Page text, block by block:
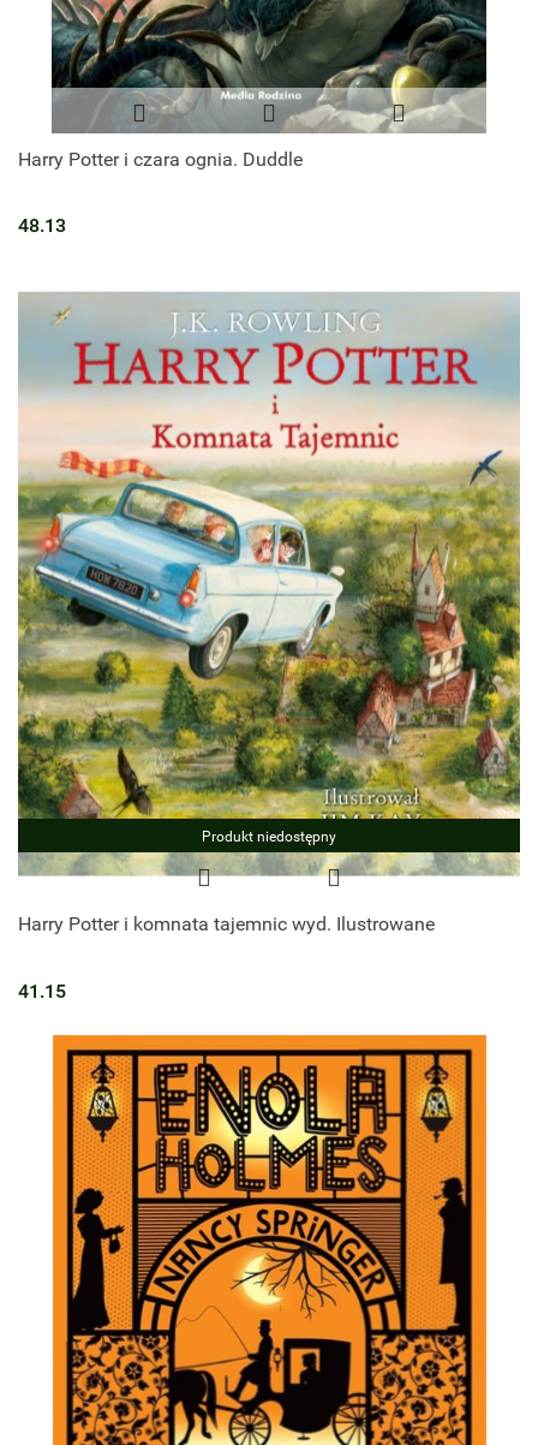
Harry Potter i czara ognia. Duddle
48.13
Produkt niedostępny
Harry Potter i komnata tajemnic wyd. Ilustrowane
41.15